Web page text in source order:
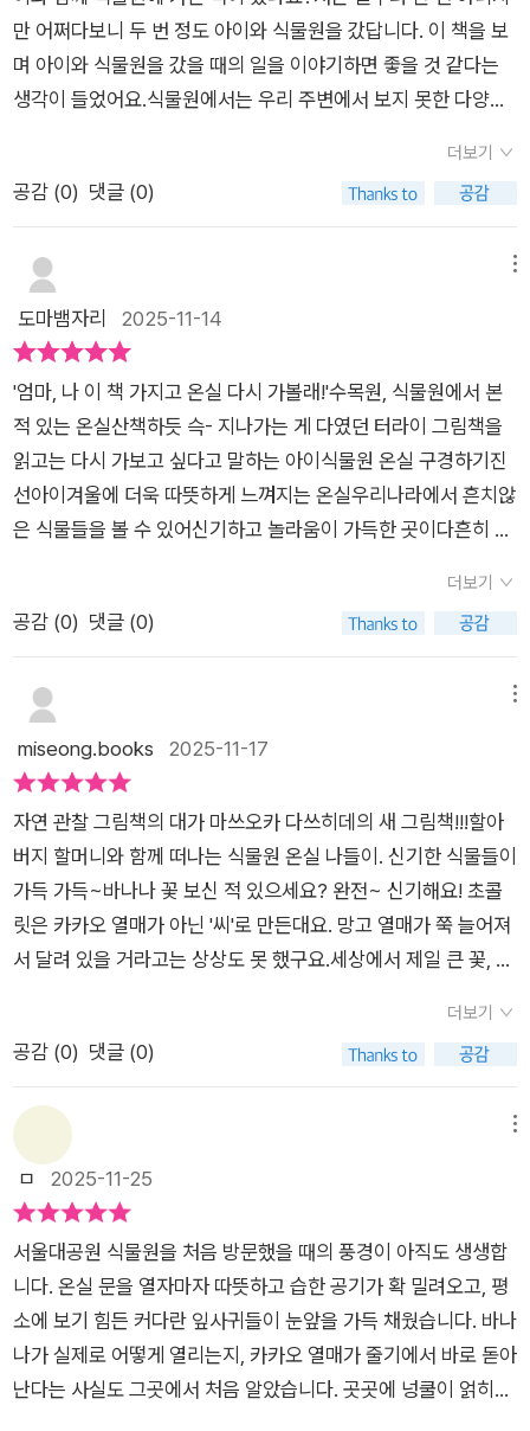
#마쓰오카다쓰히데 #어린이그림책 #그림책추천#진선아이 #리
뷰의숲 #리뷰의숲서평단
할아버지 할머니도 그럴 거예요식물을 관찰하고 자연을 사랑하
는 그림책식물원 온실 구경하기
열매 부분에서이 책 한 권으로 집에서도‘미니 자연관찰 교실’이
열립니다✨🫢10년에 한 번 핀다는아모르포팔루스 티타눔(시체
꽃) 장면은완전 충격적이면서도잊을 수 없는 경험이에요.(어른이
봐도 신기)“왜 냄새가 나요?”“그럼 벌레를 부르는 건가요?”책이
자연스럽게생태 수업으로 연결됩니다.🦇 박쥐처럼 생긴 꽃,곤충
을 잡아먹는 식물까지!벌레잡이통풀, 박쥐란 등모양도 색깔도 독
습한 곳에서 자라는 양치식물과사막에서 견디는 선인장을 비교
하며“기후가 다르면 식물도 다르구나!”하는과학 개념이 자연스
럽게 스며드는 점도 좋았어요.#매력찾기이 책이 특히 매력적인
이유는자연 관찰 그림책의 대가마쓰오카 다쓰히데의 손끝에서
완성된따뜻하고 세밀한 그림 덕분이에요.온실의 높고 습한 공기,
빛을 머금은 잎사귀,수분을 머금은 토양까지 ‘보이는 듯한’ 수채
화 표현은너무 따뜻하고 예뻐요!👵👴 할아버지·할머니와의나들
이가 주는 따뜻함도 매력 포인트✔️아이의 호기심을 흐뭇하게 지
켜보는 할아버지,살짝 손을 잡아주는 할머니의 장면은읽는 내내
을자연스럽게 꺼내게 만들어요.#밑줄긋기<우리가 본 여러 식물
외에도세상에는 아직 발견되지 않은식물이 많이 있어요!>식물에
대한 호기심이쑥쑥 커가는 문장이었어요!🌵출판사로부터 도서
를 제공받아서평을 작성하였습니다.감사합니다, 진선출판사#진
림책#그림책추천#식물그림책
만 어쩌다보니 두 번 정도 아이와 식물원을 갔답니다. 이 책을 보
며 아이와 식물원을 갔을 때의 일을 이야기하면 좋을 것 같다는
생각이 들었어요.식물원에서는 우리 주변에서 보지 못한 다양한
나무와 풀, 꽃에서 좀 더 식물의 세계가 확장되는 느낌이랄까요?
우리는 바나나를 즐겨 먹지만 바나나 나무를 실제로 보긴 힘들어
온도를 조절하고 있기 때문에 바나나 나무를 볼 수 있죠.바나나의
잎은 무척 크고 꽃이 어떻게 생겼는지도 알 수 있네요. 아프리카
에서 주로 기르는 카카오 나무의 열매도 직접 볼 수 있어요. 온실
다양한 종류의 야자 나무, 망고 나무, 잭 프루트 나무 등의 모습을
이 책을 통해 만나볼 수 있었어요.우리 주변의 꽃들은 별로 큰 꽃
들이 없어요. 굳이 크다고 생각되는 꽃을 말하라고 하면 '해바라
기' 정도가 떠오르는데요...온실에서는 우리 나라에서 볼 수 없는
신기한 꽃들도 볼 수 있지요. 아이들보다 키가 더 크고, 냄새가 무
지 고약하고, 몇 년에 한 번 이틀밖에 피지 않는다는 '아모르포팔
루스 티타눔'도 자세히 나와 있어요.양치 식물들은 축축한 곳을
하네요. 이 책에 세밀화들은 통해 다양한 식물들의 모습을 보는
재미가 있었고, 저도 몰랐던 여러 사실들은 알게 되어서 좋았어
요.식물원은 도서관처럼 비슷한 종류의 식물들이 모여있는 곳이
구나 하는 생각도 들었죠. 이 책을 읽고 나니 다시 한 번 아이와
식물원에 가고 싶어졌어요.책에서 보았던 식물들을 눈으로 직접
보면 좋을 듯 합니다. 식물에 대해 관심이 많은 아이들이나 식물
원 온실을 방문할 예정인 아이들이 읽어보면 더 좋을 책이라고 생
각합니다.
더보기
공감 (0) 댓글 (0)
도마뱀자리 2025-11-14
'엄마, 나 이 책 가지고 온실 다시 가볼래!'​수목원, 식물원에서 본
적 있는 온실산책하듯 슥- 지나가는 게 다였던 터라이 그림책을
읽고는 다시 가보고 싶다고 말하는 아이​식물원 온실 구경하기진
선아이겨울에 더욱 따뜻하게 느껴지는 온실우리나라에서 흔치않
은 식물들을 볼 수 있어신기하고 놀라움이 가득한 곳이다​흔히 보
콜릿은 좋아하지만 카카오는 몰랐던 아이와나무와 열매를 찬찬
히 살펴볼 수 있어 호기심을 일으킨다선인장을 직접 봤을 땐,'가
할지라도 그림이라용기가 나나보다요리조리 살피더니 특징들을
밖으로 나오면서현실을 마주하게 되는 몰입도그림책을 챙겨서현
이 장소가 될 거다​
더보기
공감 (0) 댓글 (0)
miseong.books 2025-11-17
자연 관찰 그림책의 대가 마쓰오카 다쓰히데의 새 그림책!!!할아
버지 할머니와 함께 떠나는 식물원 온실 나들이. 신기한 식물들이
가득 가득~바나나 꽃 보신 적 있으세요? 완전~ 신기해요! 초콜
릿은 카카오 열매가 아닌 '씨'로 만든대요. 망고 열매가 쭉 늘어져
서 달려 있을 거라고는 상상도 못 했구요.세상에서 제일 큰 꽃, 아
에 한 번 이틀 정도만 피어 있다고 하니. 시체꽃이라고도 한대요.
썩은 냄새가 진동을 해서^^박쥐가 날개를 펼친 듯한 모양의 박쥐
가봐요. 수련도 종류가 참 많아요. 잎이 넓은 빅토리아 수련은 그
위에 앉아보고 싶을 정도로 크네요.자세히 보아야 예쁘다고 하죠.
^^ <식물원 온실 이야기> 손으로 하나 하나 짚어 읽어보고 추운
리뷰어에 선정되어 출판사로부터 도서를 제공 받아 살펴보고 쓰
는 리뷰입니다. 그림이 정말 다정해서 자꾸 들쳐보게 되네요.
더보기
공감 (0) 댓글 (0)
ㅁ 2025-11-25
서울대공원 식물원을 처음 방문했을 때의 풍경이 아직도 생생합
니다. 온실 문을 열자마자 따뜻하고 습한 공기가 확 밀려오고, 평
소에 보기 힘든 커다란 잎사귀들이 눈앞을 가득 채웠습니다. 바나
나가 실제로 어떻게 열리는지, 카카오 열매가 줄기에서 바로 돋아
난다는 사실도 그곳에서 처음 알았습니다. 곳곳에 넝쿨이 얽히고